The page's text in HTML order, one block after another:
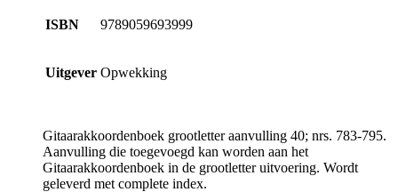
ISBN 9789059693999
Uitgever Opwekking
Gitaarakkoordenboek grootletter aanvulling 40; nrs. 783-795.
Aanvulling die toegevoegd kan worden aan het
Gitaarakkoordenboek in de grootletter uitvoering. Wordt
geleverd met complete index.